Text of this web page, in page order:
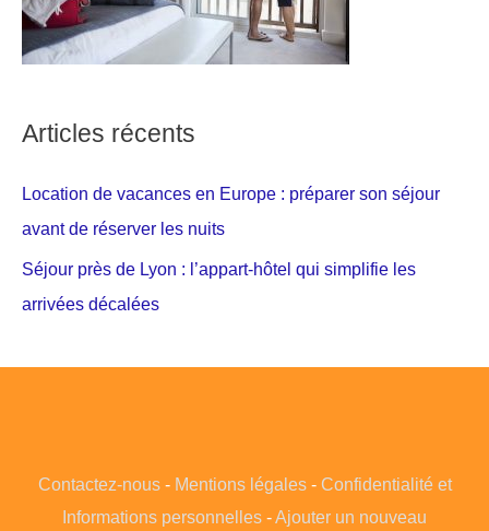
Articles récents
Location de vacances en Europe : préparer son séjour
avant de réserver les nuits
Séjour près de Lyon : l’appart-hôtel qui simplifie les
arrivées décalées
Contactez-nous- Mentions légales- Confidentialité et
Informations personnelles -Ajouter un nouveau